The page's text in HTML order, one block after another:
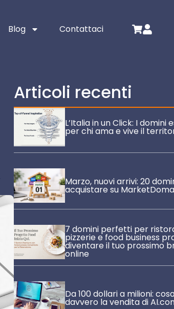
Blog Contattaci
Articoli recenti
L’Italia in un Click: I domini
per chi ama e vive il
Marzo, nuovi arrivi: 20
acquistare su
7 domini perfetti per
pizzerie e food business
diventare il tuo prossimo
online
Da 100 dollari a milioni:
davvero la vendita di